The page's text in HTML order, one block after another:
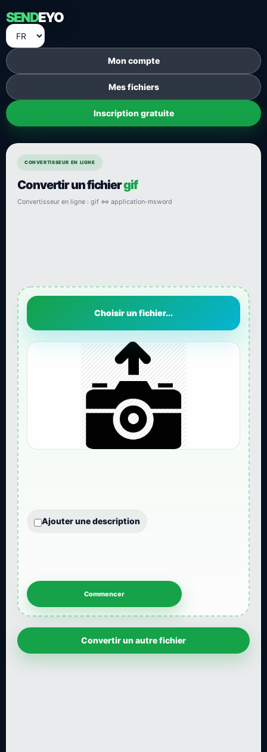
SENDEYO
Mon compte
Mes fichiers
Inscription gratuite
CONVERTISSEUR EN LIGNE
Convertir un fichiergif
Convertisseur en ligne : gif ⇔ application-msword
Choisir un fichier...
Ajouter une description
Convertir un autre fichier